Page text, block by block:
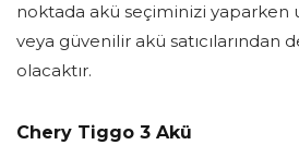
noktada akü seçiminizi yaparken
veya güvenilir akü satıcılarından
olacaktır.
Chery Tiggo 3 Akü